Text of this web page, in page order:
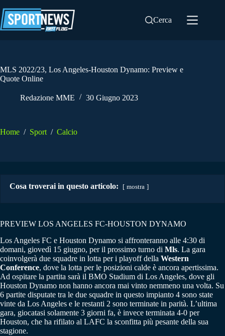
al
contenuto
Cerca
MLS 2022/23, Los Angeles-Houston Dynamo: Preview e
Quote Online
Redazione MME 30 Giugno 2023
Home / Sport / Calcio
Cosa troverai in questo articolo: mostra
PREVIEW LOS ANGELES FC-HOUSTON DYNAMO
Los Angeles FC e Houston Dynamo si affronteranno alle 4:30 di
domani, giovedì 15 giugno, per il prossimo turno di Mls. La gara
coinvolgerà due squadre in lotta per i playoff della Western
Conference, dove la lotta per le posizioni calde è ancora apertissima.
Ad ospitare la partita sarà il BMO Stadium di Los Angeles, dove gli
Houston Dynamo non hanno ancora mai vinto nemmeno una volta. Su
6 partite disputate tra le due squadre in questo impianto 4 sono state
vinte da Los Angeles e le restanti 2 sono terminate in parità. L’ultima
gara, giocatasi solamente 3 giorni fa, è invece terminata 4-0 per
Houston, che ha rifilato al LAFC la sconfitta più pesante della sua
stagione.